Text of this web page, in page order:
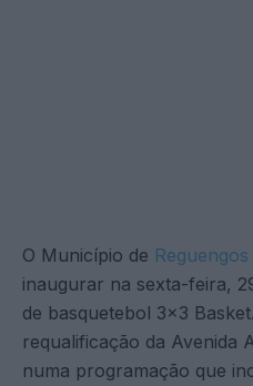
O Município de
inaugurar na sexta-feira,
de basquetebol 3×3
requalificação da Avenida
numa programação que